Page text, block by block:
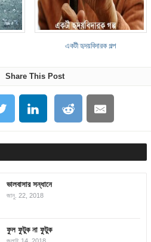
একটী হৃদয়বিদারক গল্প
Share This Post
ভালবাসার সন্ধানে
জানু. 22, 2018
ফুল ফুটুক না ফুটুক
জুলাই 14, 2018